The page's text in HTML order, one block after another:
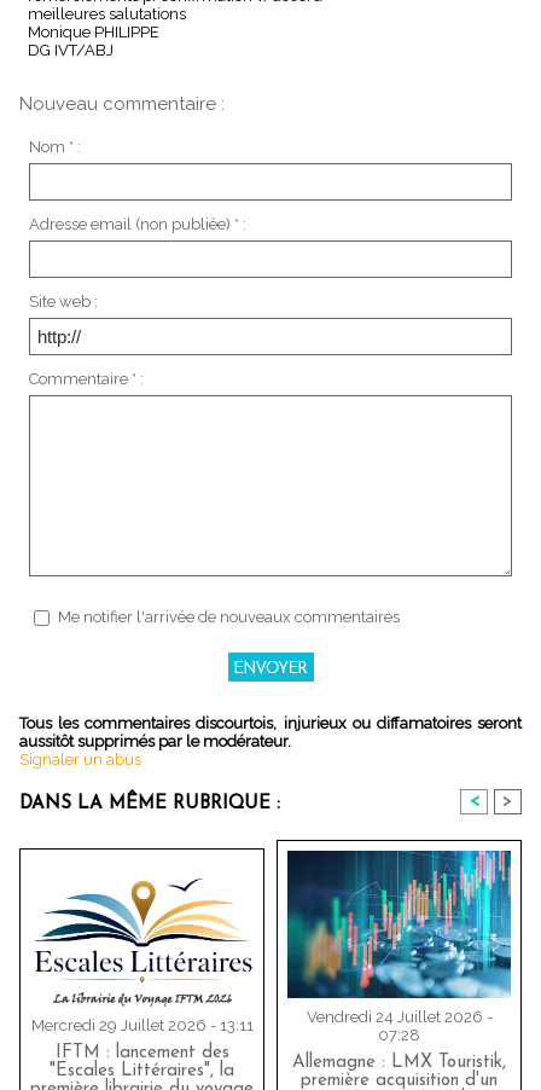
meilleures salutations
Monique PHILIPPE
DG IVT/ABJ
Nouveau commentaire :
Nom * :
Adresse email (non publiée) * :
Site web :
Commentaire * :
Me notifier l'arrivée de nouveaux commentaires
Tous les commentaires discourtois, injurieux ou diffamatoires seront
aussitôt supprimés par le modérateur.
Signaler un abus
DANS LA MÊME RUBRIQUE : < >
Mercredi 29 Juillet 2026 - 13:11
IFTM : lancement des
"Escales Littéraires", la
Vendredi 24 Juillet 2026 -
07:28
Allemagne : LMX Touristik,
première acquisition d'un